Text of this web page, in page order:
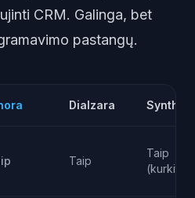
CRM. Galinga, bet
pastangų.
Dialzara
Taip
Taip
(kurkite)